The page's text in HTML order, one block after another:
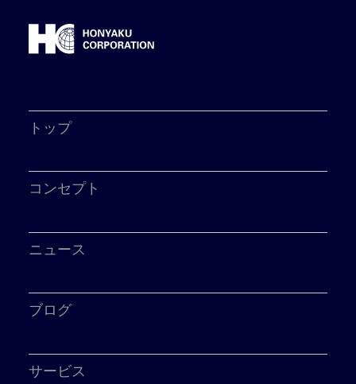
トップ
コンセプト
ニュース
ブログ
サービス